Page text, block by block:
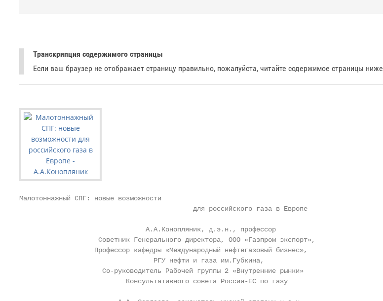
Транскрипция содержимого страницы
Если ваш браузер не отображает страницу правильно, пожалуйста, читайте содержимое страницы ниже
Малотоннажный СПГ: новые возможности
                                            для российского газа в Европе
                                А.А.Конопляник, д.э.н., профессор
                    Советник Генерального директора, ООО «Газпром экспорт»,
                   Профессор кафедры «Международный нефтегазовый бизнес»,
                                  РГУ нефти и газа им.Губкина,
                     Со-руководитель Рабочей группы 2 «Внутренние рынки»
                           Консультативного совета Россия-ЕС по газу